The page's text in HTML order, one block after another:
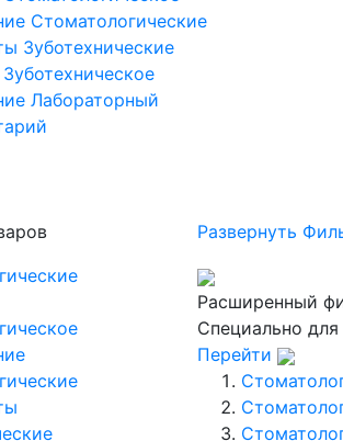
Стоматологические
Зуботехнические
Зуботехническое
Лабораторный
Развернуть
Расширенный
Специально
Перейти